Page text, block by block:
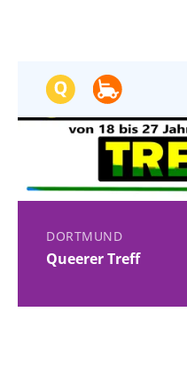
DORTMUND
Queerer Treff